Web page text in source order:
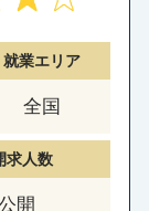
就業エリア
全国
求人数
開